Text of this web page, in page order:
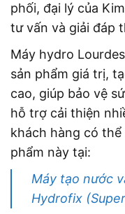
phối, đại lý của
tư vấn và giải đáp
Máy hydro
sản phẩm giá trị,
cao, giúp bảo vệ
hỗ trợ cải thiện
khách hàng có
phẩm này tại:
Máy tạo nước
Hydrofix